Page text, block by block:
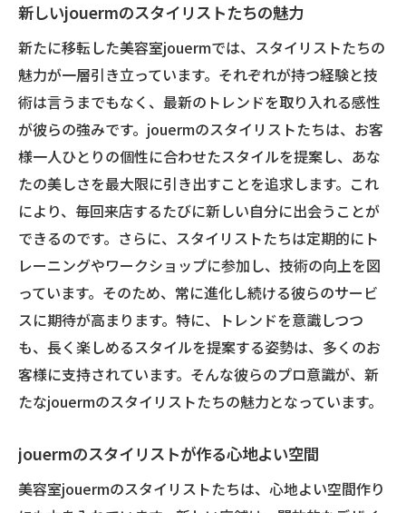
新しいjouermのスタイリストたちの魅力
新たに移転した美容室jouermでは、スタイリストたちの
魅力が一層引き立っています。それぞれが持つ経験と技
術は言うまでもなく、最新のトレンドを取り入れる感性
が彼らの強みです。jouermのスタイリストたちは、お客
様一人ひとりの個性に合わせたスタイルを提案し、あな
たの美しさを最大限に引き出すことを追求します。これ
により、毎回来店するたびに新しい自分に出会うことが
できるのです。さらに、スタイリストたちは定期的にト
レーニングやワークショップに参加し、技術の向上を図
っています。そのため、常に進化し続ける彼らのサービ
スに期待が高まります。特に、トレンドを意識しつつ
も、長く楽しめるスタイルを提案する姿勢は、多くのお
客様に支持されています。そんな彼らのプロ意識が、新
たなjouermのスタイリストたちの魅力となっています。
jouermのスタイリストが作る心地よい空間
美容室jouermのスタイリストたちは、心地よい空間作り